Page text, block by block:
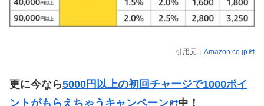
引用元： Amazon.co.jp
更に今なら5000円以上の初回チャージで1000ポイ
ントがもらえちゃうキャンペーン
中！